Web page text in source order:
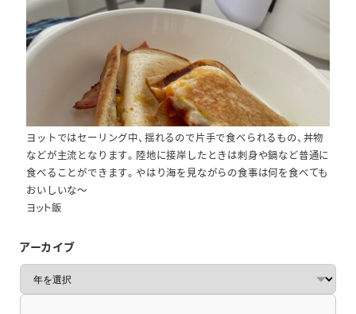
ヨット飯
ヨットではセーリング中、揺れるので片手で食べられるもの、丼物
などが主流となります。陸地に接岸したときは刺身や鍋など普通に
食べることができます。やはり海を見ながらの食事は何を食べても
おいしいな～
アーカイブ
ア
ー